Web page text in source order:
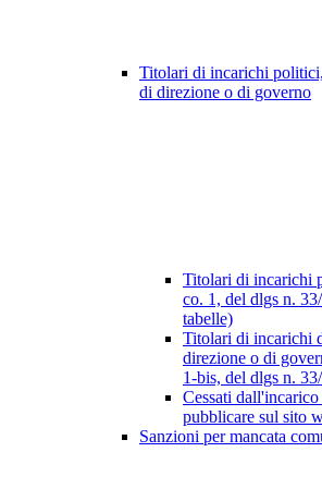
Titolari di incarichi
di direzione o di governo
Titolari di incarichi
co. 1, del dlgs n.
tabelle)
Titolari di incarichi
direzione o di
1-bis, del dlgs n.
Cessati
pubblicare sul sito
Sanzioni per mancata